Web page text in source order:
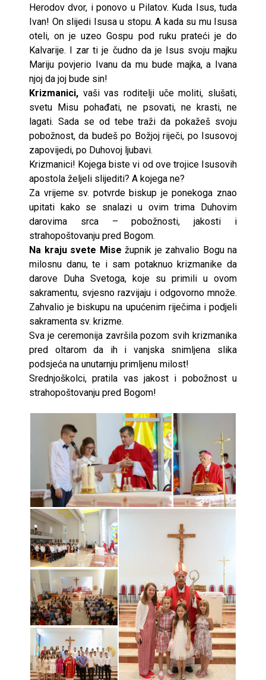
Herodov dvor, i ponovo u Pilatov. Kuda Isus, tuda
Ivan! On slijedi Isusa u stopu. A kada su mu Isusa
oteli, on je uzeo Gospu pod ruku prateći je do
Kalvarije. I zar ti je čudno da je Isus svoju majku
Mariju povjerio Ivanu da mu bude majka, a Ivana
njoj da joj bude sin!
Krizmanici, vaši vas roditelji uče moliti, slušati,
svetu Misu pohađati, ne psovati, ne krasti, ne
lagati. Sada se od tebe traži da pokažeš svoju
pobožnost, da budeš po Božjoj riječi, po Isusovoj
zapovijedi, po Duhovoj ljubavi.
Krizmanici! Kojega biste vi od ove trojice Isusovih
apostola željeli slijediti? A kojega ne?
Za vrijeme sv. potvrde biskup je ponekoga znao
upitati kako se snalazi u ovim trima Duhovim
darovima srca – pobožnosti, jakosti i
strahopoštovanju pred Bogom.
Na kraju svete Mise župnik je zahvalio Bogu na
milosnu danu, te i sam potaknuo krizmanike da
darove Duha Svetoga, koje su primili u ovom
sakramentu, svjesno razvijaju i odgovorno množe.
Zahvalio je biskupu na upućenim riječima i podjeli
sakramenta sv. krizme.
Sva je ceremonija završila pozom svih krizmanika
pred oltarom da ih i vanjska snimljena slika
podsjeća na unutarnju primljenu milost!
Srednjoškolci, pratila vas jakost i pobožnost u
strahopoštovanju pred Bogom!